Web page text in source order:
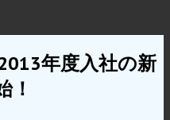
年度入社の新
！